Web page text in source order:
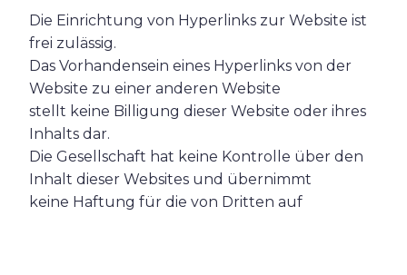
Die Einrichtung von Hyperlinks zur Website ist
frei zulässig.
Das Vorhandensein eines Hyperlinks von der
Website zu einer anderen Website
stellt keine Billigung dieser Website oder ihres
Inhalts dar.
Die Gesellschaft hat keine Kontrolle über den
Inhalt dieser Websites und übernimmt
keine Haftung für die von Dritten auf